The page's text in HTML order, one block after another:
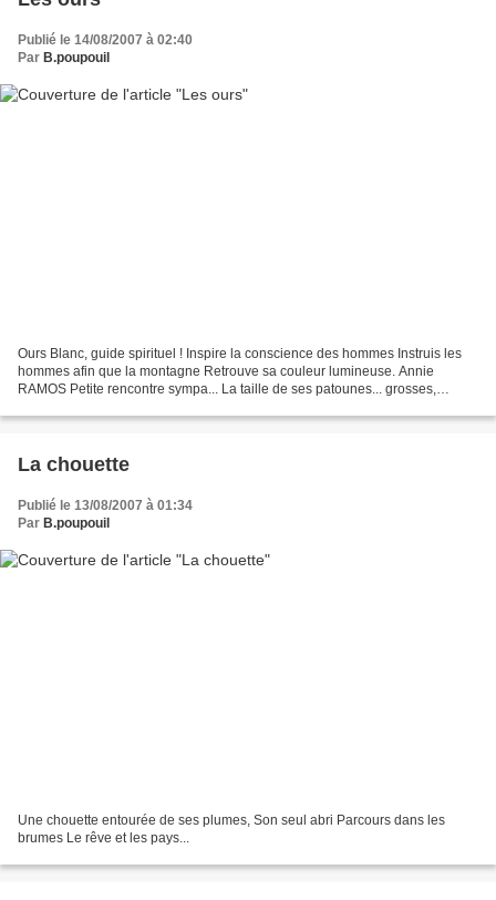
Publié le 14/08/2007 à 02:40
Par B.poupouil
Ours Blanc, guide spirituel ! Inspire la conscience des hommes Instruis les
hommes afin que la montagne Retrouve sa couleur lumineuse. Annie
RAMOS Petite rencontre sympa... La taille de ses patounes... grosses,
La chouette
Publié le 13/08/2007 à 01:34
Par B.poupouil
Une chouette entourée de ses plumes, Son seul abri Parcours dans les
brumes Le rêve et les pays...